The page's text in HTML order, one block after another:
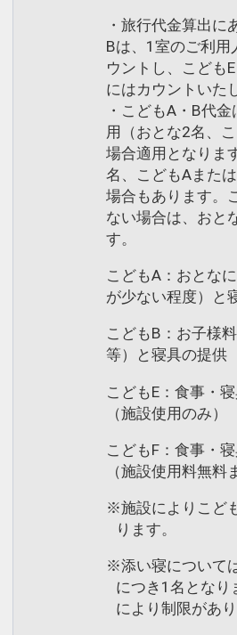
・旅行代金算出に
Bは、1室のご利用
ウントし、こども
にはカウントいた
・こどもA・B代
用（おとな2名、
場合適用となりま
名、こどもAまた
場合もあります。
ない場合は、おと
す。
こどもA：おとな
が少ない程度）と
こどもB：お子様
等）と寝具の提供
こどもE：食事・
（施設使用のみ）
こどもF：食事・
（施設使用料無料
※施設によりこど
ります。
※添い寝について
につき1名となり
により制限があり